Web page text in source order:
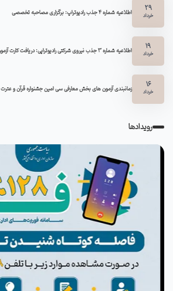
29
خرداد اطلاعیه شماره ۴ جذب رادیوتراپ: برگزاری مصاحبه تخصصی
19
خرداد اطلاعیه شماره 3 جذب نیروی شرکتی رادیوتراپی: دریافت کارت آزمون
16
خرداد زمانبندی آزمون های بخش معارفی سی امین جشنواره قرآن و عترت
رویدادها